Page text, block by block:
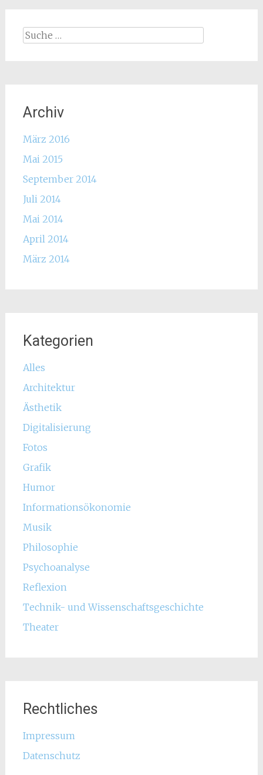
Suche
Archiv
März 2016
Mai 2015
September 2014
Juli 2014
Mai 2014
April 2014
März 2014
Kategorien
Alles
Architektur
Ästhetik
Digitalisierung
Fotos
Grafik
Humor
Informationsökonomie
Musik
Philosophie
Psychoanalyse
Reflexion
Technik- und Wissenschaftsgeschichte
Theater
Rechtliches
Impressum
Datenschutz